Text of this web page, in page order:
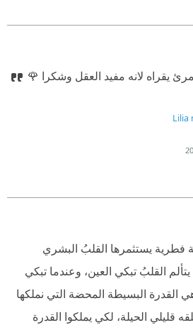
يقراه لانه مفيد العقل وشكرا 🌹
Lilia
فطرية يستثمرها القلبُ البشري
القلبُ تبكي العين، وعندما تبكي
القدرة البسيطة المحضة التي نملكها
قليلي الحيلة، لكي يملكوا القدرة